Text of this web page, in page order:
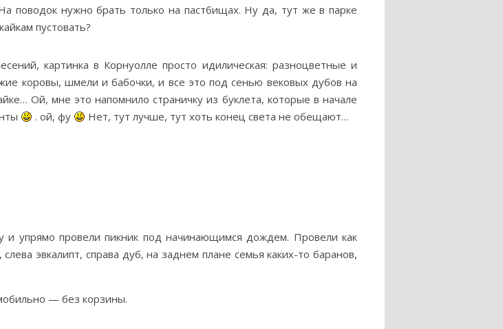
поводок нужно брать только на пастбищах. Ну да, тут же в парке
пустовать?
картинка в Корнуолле просто идилическая: разноцветные и
коровы, шмели и бабочки, и все это под сенью вековых дубов на
Ой, мне это напомнило страничку из буклета, которые в начале
. ой, фу Нет, тут лучше, тут хоть конец света не обещают…
упрямо провели пикник под начинающимся дождем. Провели как
эвкалипт, справа дуб, на заднем плане семья каких-то баранов,
— без корзины.